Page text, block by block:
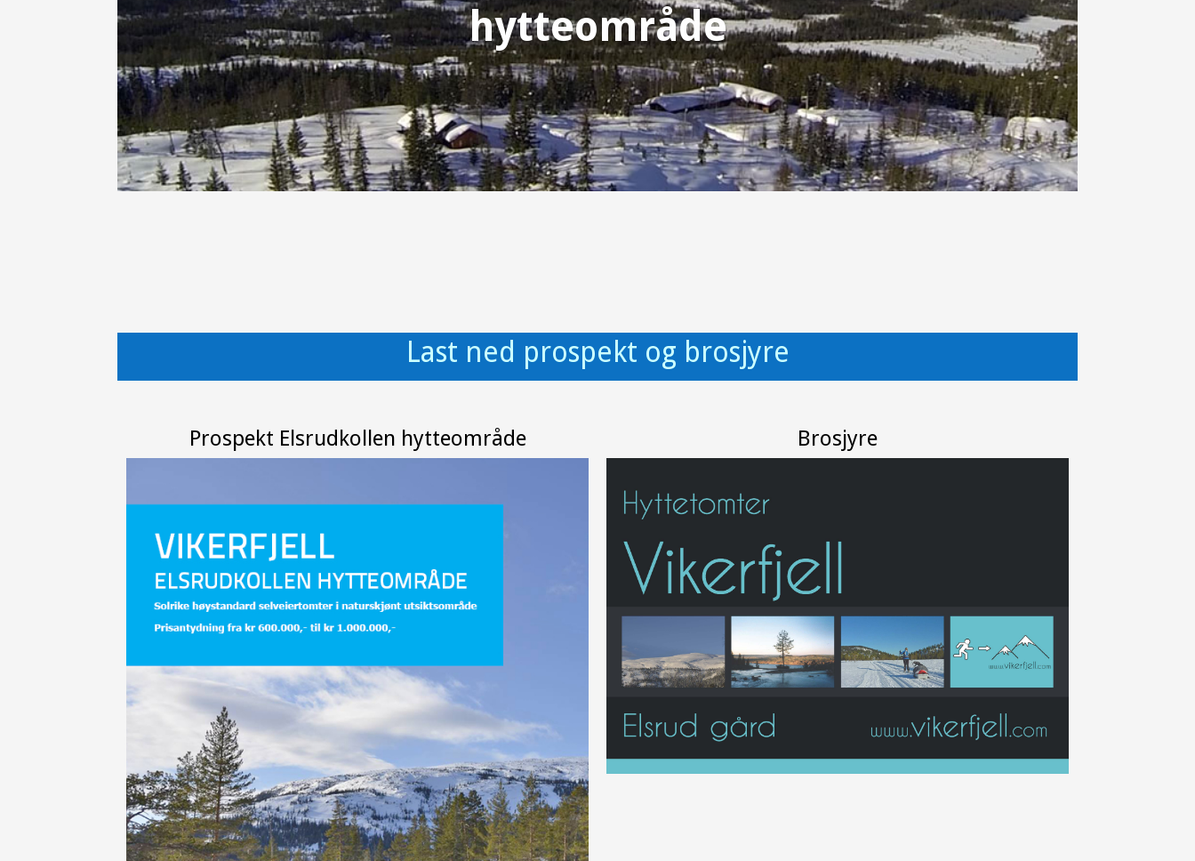
hytteområde
Last ned prospekt og brosjyre
Prospekt Elsrudkollen hytteområde Brosjyre